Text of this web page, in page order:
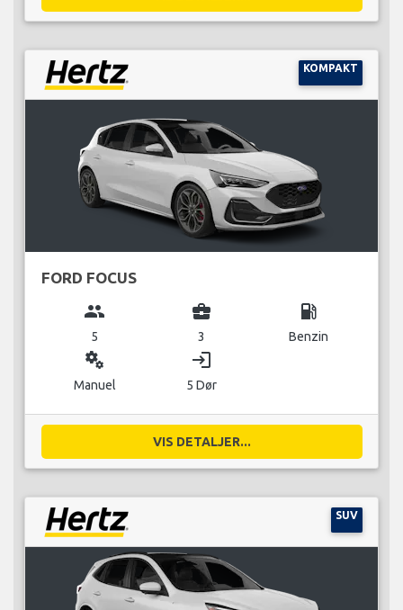
KOMPAKT
FORD FOCUS
group
5
business_center
3
local_gas_station
Benzin
miscellaneous_services
Manuel
login
5 Dør
VIS DETALJER...
SUV